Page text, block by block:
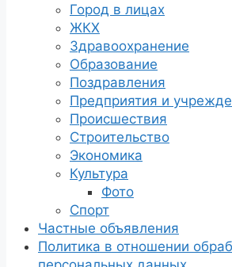
Город в лицах
ЖКХ
Здравоохранение
Образование
Поздравления
Предприятия и
Происшествия
Строительство
Экономика
Культура
Фото
Спорт
Частные объявления
Политика в отношении